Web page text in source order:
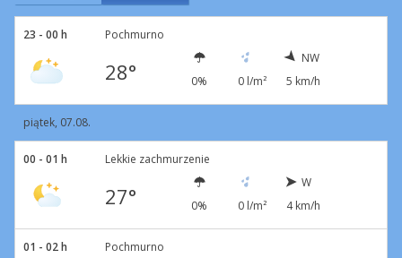
23 - 00 h Pochmurno
28° 0% 0 l/m²
NW
5 km/h
piątek, 07.08.
00 - 01 h Lekkie zachmurzenie
27° 0% 0 l/m²
W
4 km/h
01 - 02 h Pochmurno